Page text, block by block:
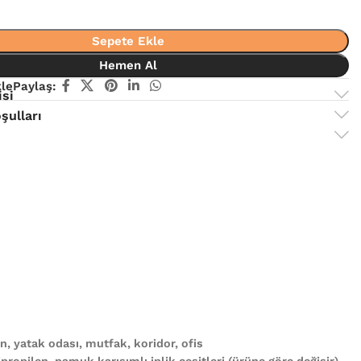
Sepete Ekle
Hemen Al
Paylaş:
yatak odası, mutfak, koridor, ofis